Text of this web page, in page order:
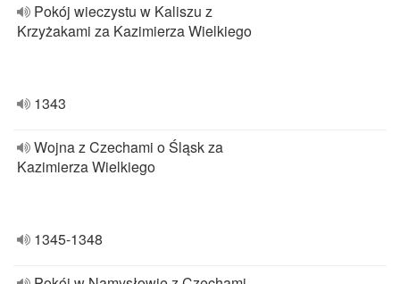
Pokój wieczystu w Kaliszu z
Krzyżakami za Kazimierza Wielkiego
1343
Wojna z Czechami o Śląsk za
Kazimierza Wielkiego
1345-1348